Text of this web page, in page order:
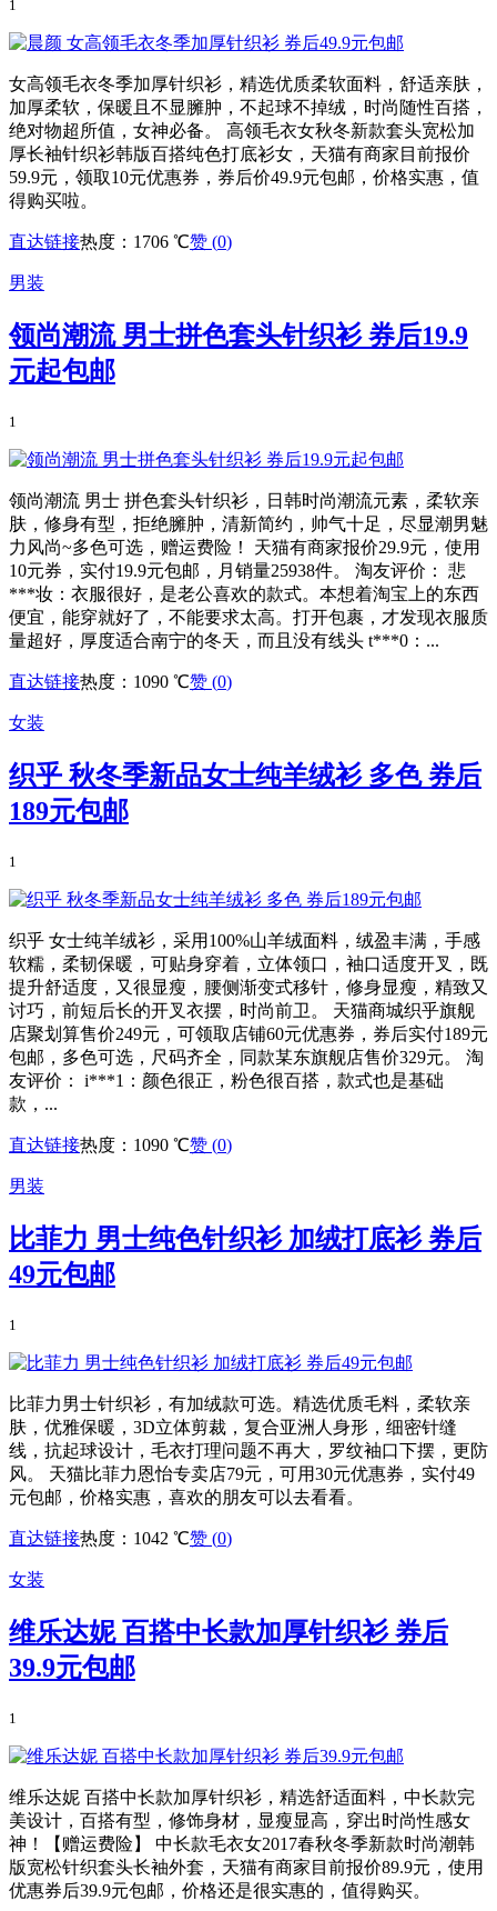
1
女高领毛衣冬季加厚针织衫，精选优质柔软面料，舒适亲肤，
加厚柔软，保暖且不显臃肿，不起球不掉绒，时尚随性百搭，
绝对物超所值，女神必备。 高领毛衣女秋冬新款套头宽松加
厚长袖针织衫韩版百搭纯色打底衫女，天猫有商家目前报价
59.9元，领取10元优惠券，券后价49.9元包邮，价格实惠，值
得购买啦。
直达链接热度：1706 ℃赞 (0)
男装
领尚潮流 男士拼色套头针织衫 券后19.9
元起包邮
1
领尚潮流 男士 拼色套头针织衫，日韩时尚潮流元素，柔软亲
肤，修身有型，拒绝臃肿，清新简约，帅气十足，尽显潮男魅
力风尚~多色可选，赠运费险！ 天猫有商家报价29.9元，使用
10元券，实付19.9元包邮，月销量25938件。 淘友评价： 悲
***妆：衣服很好，是老公喜欢的款式。本想着淘宝上的东西
便宜，能穿就好了，不能要求太高。打开包裹，才发现衣服质
量超好，厚度适合南宁的冬天，而且没有线头 t***0：...
直达链接热度：1090 ℃赞 (0)
女装
织乎 秋冬季新品女士纯羊绒衫 多色 券后
189元包邮
1
织乎 女士纯羊绒衫，采用100%山羊绒面料，绒盈丰满，手感
软糯，柔韧保暖，可贴身穿着，立体领口，袖口适度开叉，既
提升舒适度，又很显瘦，腰侧渐变式移针，修身显瘦，精致又
讨巧，前短后长的开叉衣摆，时尚前卫。 天猫商城织乎旗舰
店聚划算售价249元，可领取店铺60元优惠券，券后实付189元
包邮，多色可选，尺码齐全，同款某东旗舰店售价329元。 淘
友评价： i***1：颜色很正，粉色很百搭，款式也是基础
款，...
直达链接热度：1090 ℃赞 (0)
男装
比菲力 男士纯色针织衫 加绒打底衫 券后
49元包邮
1
比菲力男士针织衫，有加绒款可选。精选优质毛料，柔软亲
肤，优雅保暖，3D立体剪裁，复合亚洲人身形，细密针缝
线，抗起球设计，毛衣打理问题不再大，罗纹袖口下摆，更防
风。 天猫比菲力恩怡专卖店79元，可用30元优惠券，实付49
元包邮，价格实惠，喜欢的朋友可以去看看。
直达链接热度：1042 ℃赞 (0)
女装
维乐达妮 百搭中长款加厚针织衫 券后
39.9元包邮
1
维乐达妮 百搭中长款加厚针织衫，精选舒适面料，中长款完
美设计，百搭有型，修饰身材，显瘦显高，穿出时尚性感女
神！【赠运费险】 中长款毛衣女2017春秋冬季新款时尚潮韩
版宽松针织套头长袖外套，天猫有商家目前报价89.9元，使用
优惠券后39.9元包邮，价格还是很实惠的，值得购买。